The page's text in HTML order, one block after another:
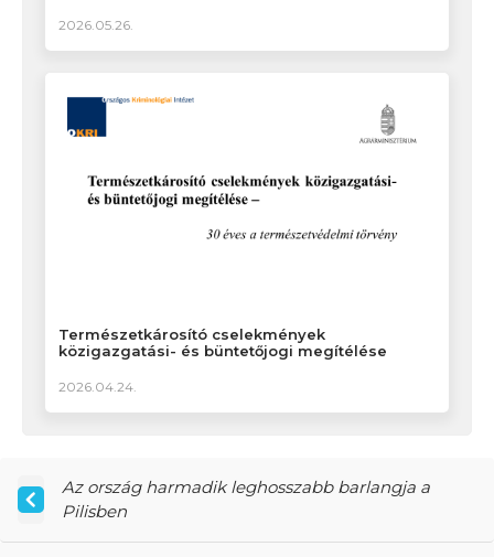
2026.05.26.
Természetkárosító cselekmények
közigazgatási- és büntetőjogi megítélése
2026.04.24.
Az ország harmadik leghosszabb barlangja a
Pilisben